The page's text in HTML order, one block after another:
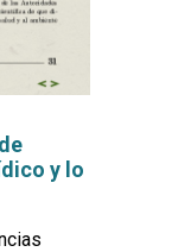
y lo